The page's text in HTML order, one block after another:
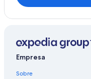
Moon Island
Yumani
Empresa
Sobre